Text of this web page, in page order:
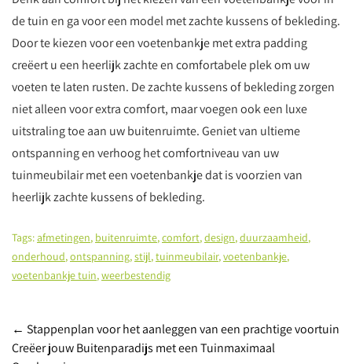
de tuin en ga voor een model met zachte kussens of bekleding.
Door te kiezen voor een voetenbankje met extra padding
creëert u een heerlijk zachte en comfortabele plek om uw
voeten te laten rusten. De zachte kussens of bekleding zorgen
niet alleen voor extra comfort, maar voegen ook een luxe
uitstraling toe aan uw buitenruimte. Geniet van ultieme
ontspanning en verhoog het comfortniveau van uw
tuinmeubilair met een voetenbankje dat is voorzien van
heerlijk zachte kussens of bekleding.
Tags:afmetingen, buitenruimte,comfort,design,duurzaamheid,
onderhoud,ontspanning,stijl,tuinmeubilair,voetenbankje,
voetenbankje tuin,weerbestendig
Post
navigation
← Stappenplan voor het aanleggen van een prachtige voortuin
Creëer jouw Buitenparadijs met een Tuinmaximaal